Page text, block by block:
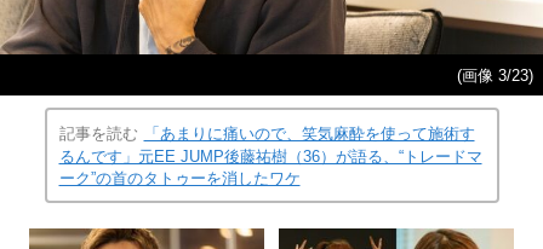
(画像 3/23)
記事を読む
「あまりに痛いので、笑気麻酔を使って施術す
るんです」元EE JUMP後藤祐樹（36）が語る、“トレードマ
ーク”の首のタトゥーを消したワケ